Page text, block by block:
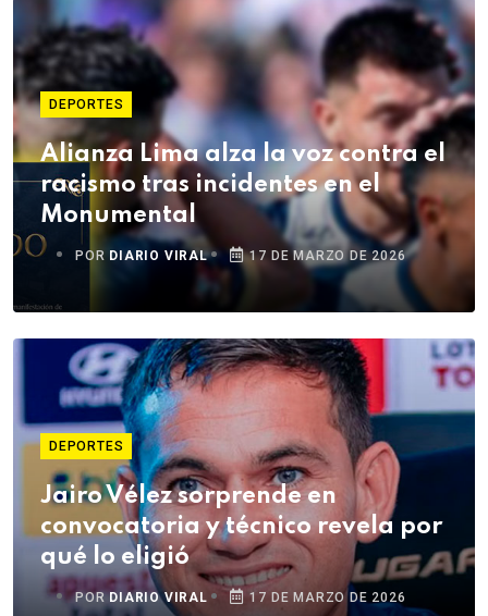
DEPORTES
Alianza Lima alza la voz contra el
racismo tras incidentes en el
Monumental
POR DIARIO VIRAL 17 DE MARZO DE 2026
DEPORTES
Jairo Vélez sorprende en
convocatoria y técnico revela por
qué lo eligió
POR DIARIO VIRAL 17 DE MARZO DE 2026